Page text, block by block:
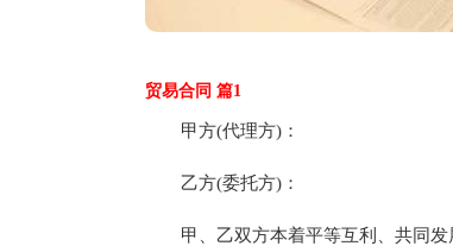
贸易合同 篇1
甲方(代理方)：
乙方(委托方)：
甲、乙双方本着平等互利、共同发